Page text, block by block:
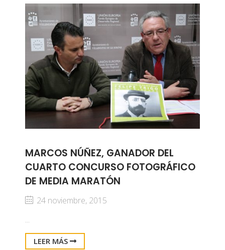
MARCOS NÚÑEZ, GANADOR DEL
CUARTO CONCURSO FOTOGRÁFICO
DE MEDIA MARATÓN
24 noviembre, 2015
...
LEER MÁS